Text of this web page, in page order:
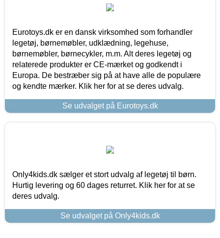
Eurotoys.dk er en dansk virksomhed som forhandler
legetøj, børnemøbler, udklædning, legehuse,
børnemøbler, børnecykler, m.m. Alt deres legetøj og
relaterede produkter er CE-mærket og godkendt i
Europa. De bestræber sig på at have alle de populære
og kendte mærker. Klik her for at se deres udvalg.
Se udvalget på Eurotoys.dk
Only4kids.dk sælger et stort udvalg af legetøj til børn.
Hurtig levering og 60 dages returret. Klik her for at se
deres udvalg.
Se udvalget på Only4kids.dk